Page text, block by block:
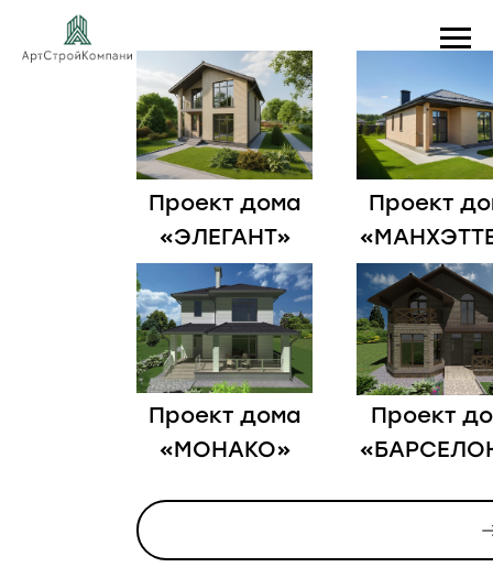
Проект дома
«ЭЛЕГАНТ»
Проект
Проект дома
«МОНАКО»
Проект